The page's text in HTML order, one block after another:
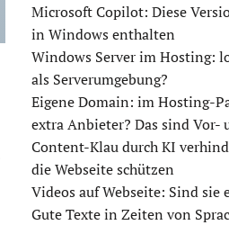
Microsoft Copilot: Diese
in Windows enthalten
Windows Server im Hosting:
als Serverumgebung?
Eigene Domain: im Hosting-
extra Anbieter? Das sind Vor-
Content-Klau durch KI
die Webseite schützen
Videos auf Webseite: Sind sie
Gute Texte in Zeiten von